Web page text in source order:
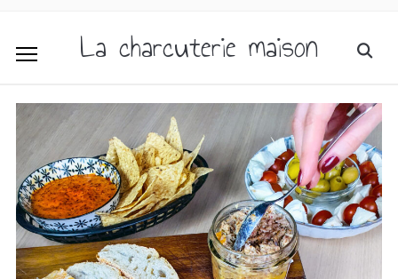
La charcuterie maison